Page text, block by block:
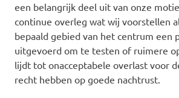
een belangrijk deel uit van onze
continue overleg wat wij voorstellen
bepaald gebied van het centrum een
uitgevoerd om te testen of ruimere
lijdt tot onacceptabele overlast voor
recht hebben op goede nachtrust.